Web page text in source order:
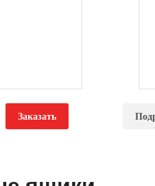
ЯК-1
Заказать